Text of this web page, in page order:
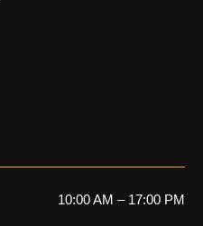
10:00 AM – 17:00 PM